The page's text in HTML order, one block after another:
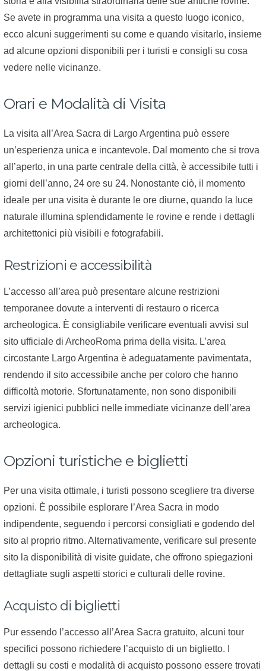
Se avete in programma una visita a questo luogo iconico,
ecco alcuni suggerimenti su come e quando visitarlo, insieme
ad alcune opzioni disponibili per i turisti e consigli su cosa
vedere nelle vicinanze.
Orari e Modalità di Visita
La visita all’Area Sacra di Largo Argentina può essere
un’esperienza unica e incantevole. Dal momento che si trova
all’aperto, in una parte centrale della città, è accessibile tutti i
giorni dell’anno, 24 ore su 24. Nonostante ciò, il momento
ideale per una visita è durante le ore diurne, quando la luce
naturale illumina splendidamente le rovine e rende i dettagli
architettonici più visibili e fotografabili.
Restrizioni e accessibilità
L’accesso all’area può presentare alcune restrizioni
temporanee dovute a interventi di restauro o ricerca
archeologica. È consigliabile verificare eventuali avvisi sul
sito ufficiale di ArcheoRoma prima della visita. L’area
circostante Largo Argentina è adeguatamente pavimentata,
rendendo il sito accessibile anche per coloro che hanno
difficoltà motorie. Sfortunatamente, non sono disponibili
servizi igienici pubblici nelle immediate vicinanze dell’area
archeologica.
Opzioni turistiche e biglietti
Per una visita ottimale, i turisti possono scegliere tra diverse
opzioni. È possibile esplorare l’Area Sacra in modo
indipendente, seguendo i percorsi consigliati e godendo del
sito al proprio ritmo. Alternativamente, verificare sul presente
sito la disponibilità di visite guidate, che offrono spiegazioni
dettagliate sugli aspetti storici e culturali delle rovine.
Acquisto di biglietti
Pur essendo l’accesso all’Area Sacra gratuito, alcuni tour
specifici possono richiedere l’acquisto di un biglietto. I
dettagli su costi e modalità di acquisto possono essere trovati